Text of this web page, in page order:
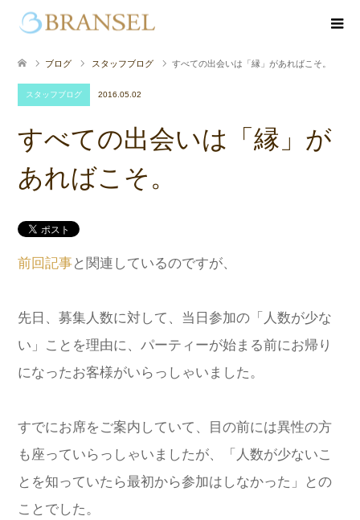
ブログ スタッフブログ すべての出会いは「縁」があればこそ。
スタッフブログ 2016.05.02
すべての出会いは「縁」が
あればこそ。
前回記事と関連しているのですが、
先日、募集人数に対して、当日参加の「人数が少な
い」ことを理由に、パーティーが始まる前にお帰り
になったお客様がいらっしゃいました。
すでにお席をご案内していて、目の前には異性の方
も座っていらっしゃいましたが、「人数が少ないこ
とを知っていたら最初から参加はしなかった」との
ことでした。